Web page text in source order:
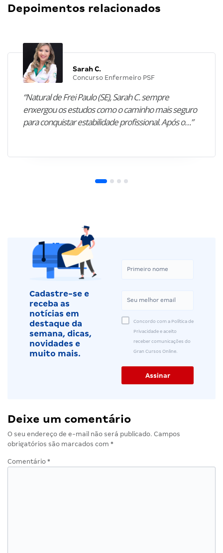
Depoimentos relacionados
Sarah C.
Concurso Enfermeiro PSF
“Natural de Frei Paulo (SE), Sarah C. sempre
enxergou os estudos como o caminho mais seguro
para conquistar estabilidade profissional. Após o…”
Cadastre-se e
receba as
notícias em
destaque da
semana, dicas,
novidades e
muito mais.
Concordo com a Política de
Privacidade e aceito
receber comunicações do
Gran Cursos Online.
Deixe um comentário
O seu endereço de e-mail não será publicado. Campos
obrigatórios são marcados com *
Comentário *